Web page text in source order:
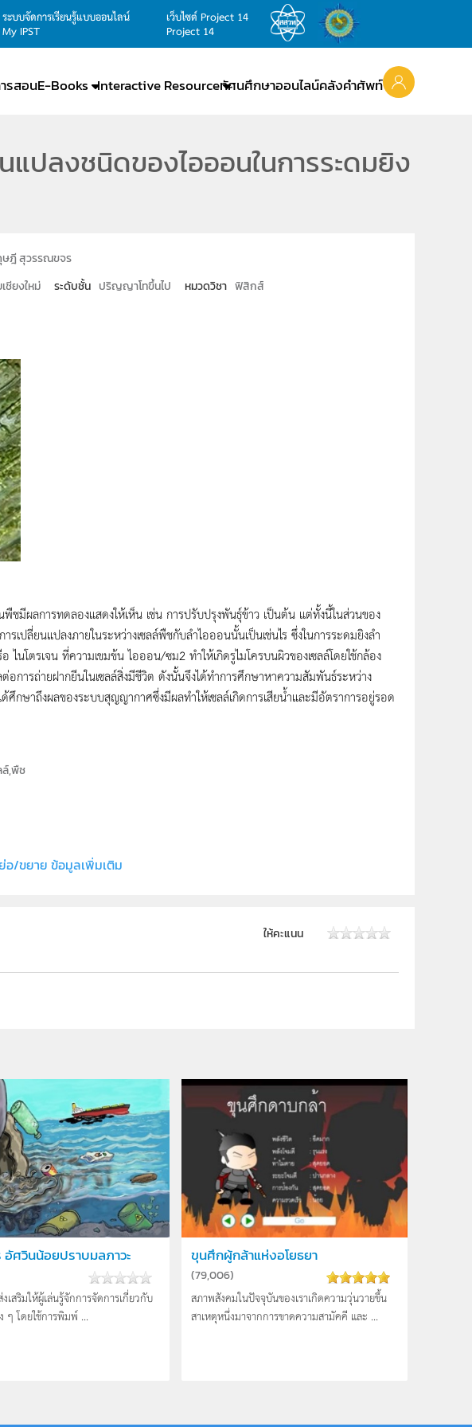
ระบบจัดการเรียนรู้แบบออนไลน์
My IPST
เว็บไซต์ Project 14
Project 14
รสอนE-Books Interactive Resourceทัศนศึกษาออนไลน์คลังคำศัพท์
ปลงชนิดของไอออนในการระดมยิง
ฎี สุวรรณขจร
ชียงใหม่ ระดับชั้น ปริญญาโทขึ้นไป หมวดวิชา ฟิสิกส์
ชมีผลการทดลองแสดงให้เห็น เช่น การปรับปรุงพันธุ์ข้าว เป็นต้น แต่ทั้งนี้ในส่วนของ
เปลี่ยนแปลงภายในระหว่างเซลล์พืชกับลำไอออนนั้นเป็นเช่นไร ซึ่งในการระดมยิงลำ
นโตรเจน ที่ความเขมข้น ไอออน/ซม2 ทำให้เกิดรูไมโครบนผิวของเซลล์โดยใช้กล้อง
อการถ่ายฝากยีนในเซลล์สิ่งมีชีวิต ดังนั้นจึงได้ทำการศึกษาหาความสัมพันธ์ระหว่าง
กษาถึงผลของระบบสุญญากาศซึ่งมีผลทำให้เซลล์เกิดการเสียน้ำและมีอัตราการอยู่รอด
ล์,พืช
อ/ขยาย ข้อมูลเพิ่มเติม
ให้คะแนน
อัศวินน้อยปราบมลภาวะ
เสริมให้ผู้เล่นรู้จักการจัดการเกี่ยวกับ
ๆ โดยใช้การพิมพ์ ...
ขุนศึกผู้กล้าแห่งอโยธยา
(79,006)
สภาพสังคมในปัจจุบันของเราเกิดความวุ่นวายขึ้น
สาเหตุหนึ่งมาจากการขาดความสามัคคี และ ...